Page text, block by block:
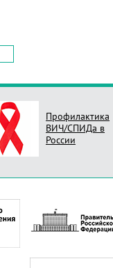
Профилактика
ВИЧ/СПИДа в
России